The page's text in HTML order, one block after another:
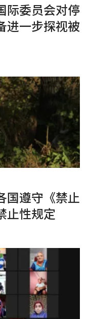
际委员会对停
进一步探视被
国遵守《禁止
止性规定